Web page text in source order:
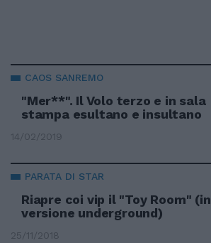
CAOS SANREMO
"Mer**". Il Volo terzo e in sala
stampa esultano e insultano
14/02/2019
PARATA DI STAR
Riapre coi vip il "Toy Room" (in
versione underground)
25/11/2018